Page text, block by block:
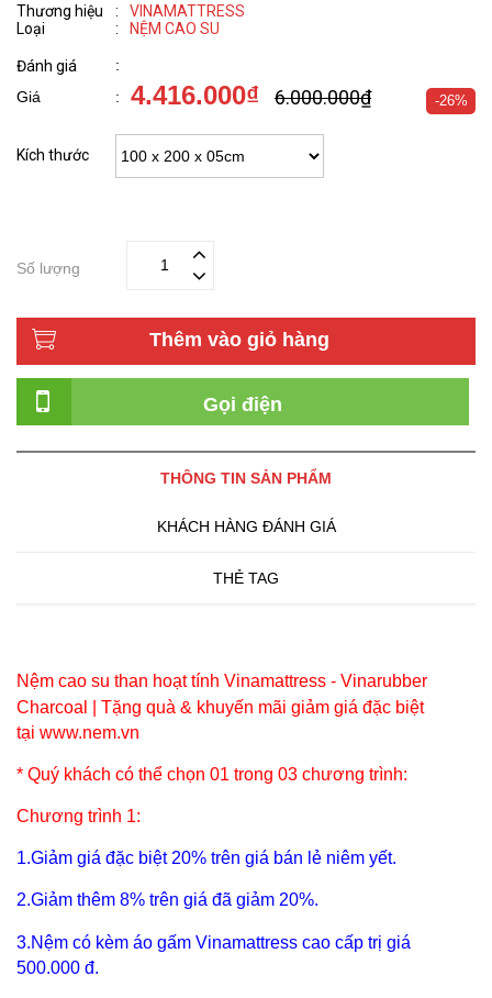
Thương hiệu :
VINAMATTRESS
Loại
: NỆM CAO SU
Đánh giá
:
Giá
: 4.416.000₫ 6.000.000₫ -26%
Kích thước
Số lượng
Thêm vào giỏ hàng
Gọi điện
THÔNG TIN SẢN PHẨM
KHÁCH HÀNG ĐÁNH GIÁ
THẺ TAG
Nệm cao su than hoạt tính Vinamattress - Vinarubber
Charcoal |
Tặng quà & khuyến mãi giảm giá đặc biệt
tại www.nem.vn
* Quý khách có thể chọn 01 trong 03 chương trình:
Chương trình 1:
1.Giảm giá đặc biệt 20% trên giá bán lẻ niêm yết.
2.Giảm thêm 8% trên giá đã giảm 20%.
3.Nệm có kèm áo gấm Vinamattress cao cấp trị giá
500.000 đ.